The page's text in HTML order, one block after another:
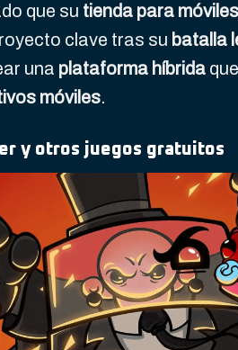
que su tienda para móviles
clave tras su batalla
una plataforma híbrida
móviles.
y otros juegos gratuitos